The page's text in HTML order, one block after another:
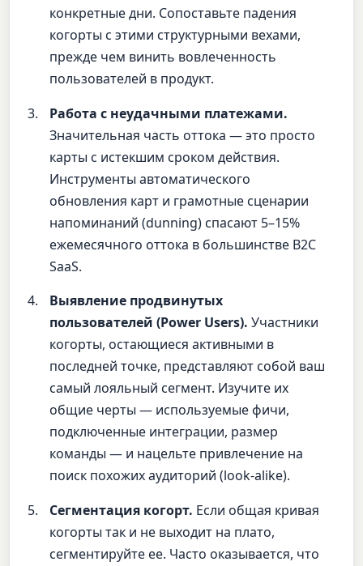
конкретные дни. Сопоставьте падения
когорты с этими структурными вехами,
прежде чем винить вовлеченность
пользователей в продукт.
Работа с неудачными платежами.
Значительная часть оттока — это просто
карты с истекшим сроком действия.
Инструменты автоматического
обновления карт и грамотные сценарии
напоминаний (dunning) спасают 5–15%
ежемесячного оттока в большинстве B2C
SaaS.
Выявление продвинутых
пользователей (Power Users). Участники
когорты, остающиеся активными в
последней точке, представляют собой ваш
самый лояльный сегмент. Изучите их
общие черты — используемые фичи,
подключенные интеграции, размер
команды — и нацельте привлечение на
поиск похожих аудиторий (look-alike).
Сегментация когорт. Если общая кривая
когорты так и не выходит на плато,
сегментируйте ее. Часто оказывается, что